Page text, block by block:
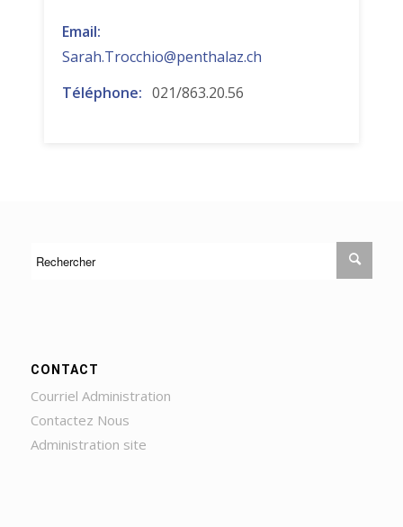
Email:
Sarah.Trocchio@penthalaz.ch
Téléphone: 021/863.20.56
CONTACT
Courriel Administration
Contactez Nous
Administration site